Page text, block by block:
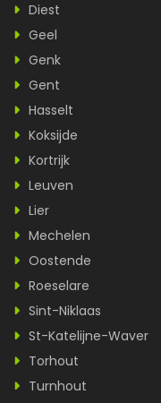
Diest
Geel
Genk
Gent
Hasselt
Koksijde
Kortrijk
Leuven
Lier
Mechelen
Oostende
Roeselare
Sint-Niklaas
St-Katelijne-Waver
Torhout
Turnhout